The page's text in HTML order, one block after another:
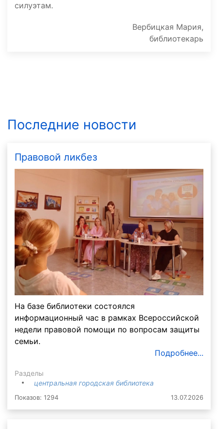
силуэтам.
Вербицкая Мария,
библиотекарь
Последние новости
Правовой ликбез
На базе библиотеки состоялся
информационный час в рамках Всероссийской
недели правовой помощи по вопросам защиты
семьи.
Подробнее...
Разделы
центральная городская библиотека
Показов: 1294 13.07.2026